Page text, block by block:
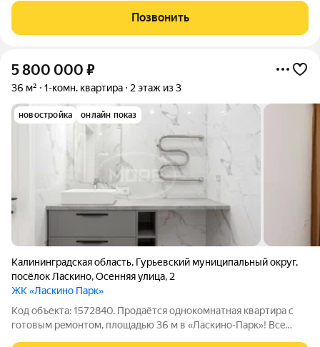
здоровый образ жизни. Теннисные корты. Тишина, природа и
ощущение загородного отдыха в
Позвонить
5 800 000 ₽
36 м² 1-комн. квартира 2 этаж из 3
новостройка онлайн показ
Калининградская область, Гурьевский муниципальный округ,
посёлок Ласкино,Осенняя улица, 2
ЖК «Ласкино Парк»
Код объекта: 1572840. Продаётся однoкомнатная квартиpа c
готовым peмoнтом, плoщaдью 36 м в «Ласкино-Пaрк»! Всe